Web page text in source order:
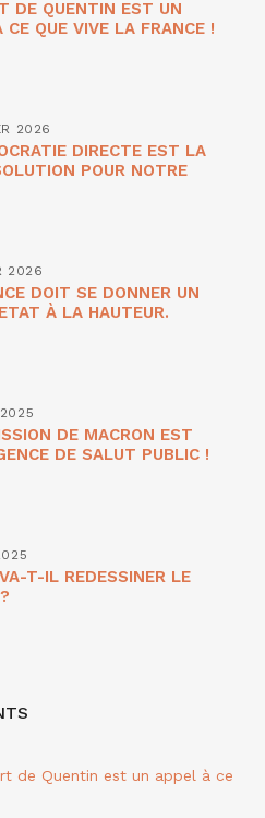
DE QUENTIN EST UN
CE QUE VIVE LA FRANCE !
2026
DIRECTE EST LA
POUR NOTRE
2026
DOIT SE DONNER UN
À LA HAUTEUR.
DE MACRON EST
DE SALUT PUBLIC !
T-IL REDESSINER LE
de Quentin est un appel à ce